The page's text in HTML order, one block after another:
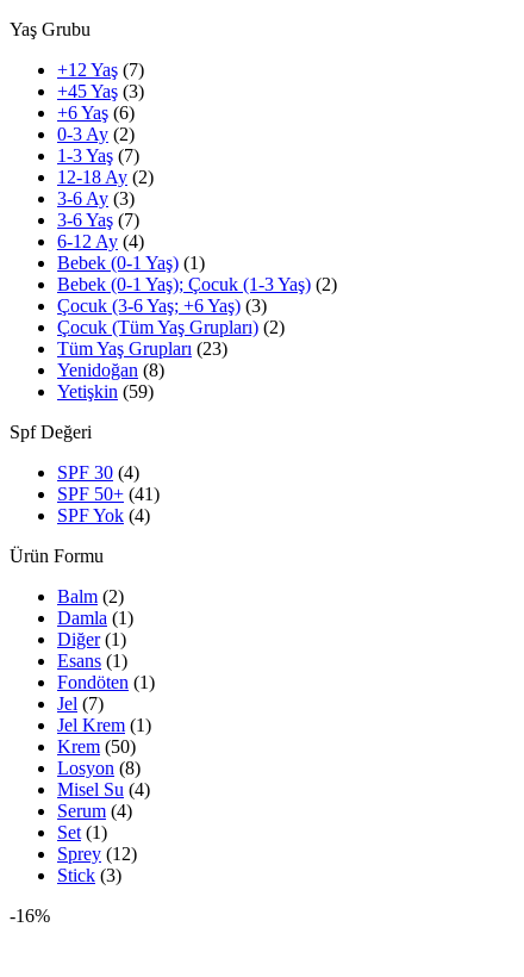
Yaş Grubu
+12 Yaş (7)
+45 Yaş (3)
+6 Yaş (6)
0-3 Ay (2)
1-3 Yaş (7)
12-18 Ay (2)
3-6 Ay (3)
3-6 Yaş (7)
6-12 Ay (4)
Bebek (0-1 Yaş) (1)
Bebek (0-1 Yaş); Çocuk (1-3 Yaş) (2)
Çocuk (3-6 Yaş; +6 Yaş) (3)
Çocuk (Tüm Yaş Grupları) (2)
Tüm Yaş Grupları (23)
Yenidoğan (8)
Yetişkin (59)
Spf Değeri
SPF 30 (4)
SPF 50+ (41)
SPF Yok (4)
Ürün Formu
Balm (2)
Damla (1)
Diğer (1)
Esans (1)
Fondöten (1)
Jel (7)
Jel Krem (1)
Krem (50)
Losyon (8)
Misel Su (4)
Serum (4)
Set (1)
Sprey (12)
Stick (3)
-16%